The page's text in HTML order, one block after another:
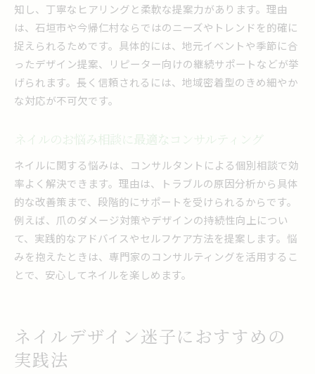
知し、丁寧なヒアリングと柔軟な提案力があります。理由
は、石垣市や今帰仁村ならではのニーズやトレンドを的確に
捉えられるためです。具体的には、地元イベントや季節に合
ったデザイン提案、リピーター向けの継続サポートなどが挙
げられます。長く信頼されるには、地域密着型のきめ細やか
な対応が不可欠です。
ネイルのお悩み相談に最適なコンサルティング
ネイルに関する悩みは、コンサルタントによる個別相談で効
率よく解決できます。理由は、トラブルの原因分析から具体
的な改善策まで、段階的にサポートを受けられるからです。
例えば、爪のダメージ対策やデザインの持続性向上につい
て、実践的なアドバイスやセルフケア方法を提案します。悩
みを抱えたときは、専門家のコンサルティングを活用するこ
とで、安心してネイルを楽しめます。
ネイルデザイン迷子におすすめの
実践法